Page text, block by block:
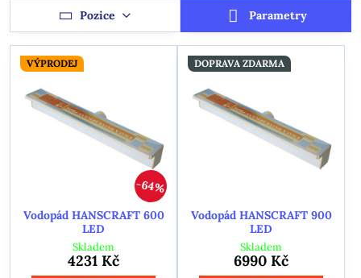
Pozice Parametry
64%
VÝPRODEJ
Vodopád HANSCRAFT 600
LED
Skladem
4231 Kč
DOPRAVA ZDARMA
Vodopád HANSCRAFT 900
LED
Skladem
6990 Kč